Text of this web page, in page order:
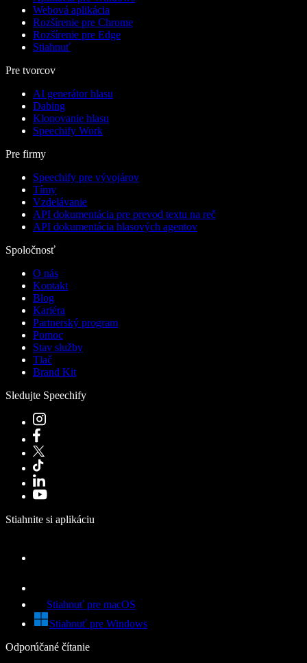
Webová aplikácia
Rozšírenie pre Chrome
Rozšírenie pre Edge
Stiahnuť
Pre tvorcov
AI generátor hlasu
Dabing
Klonovanie hlasu
Speechify Work
Pre firmy
Speechify pre vývojárov
Tímy
Vzdelávanie
API dokumentácia pre prevod textu na reč
API dokumentácia hlasových agentov
Spoločnosť
O nás
Kontakt
Blog
Kariéra
Partnerský program
Pomoc
Stav služby
Tlač
Brand Kit
Sledujte Speechify
Stiahnite si aplikáciu
Stiahnuť pre macOS
Stiahnuť pre Windows
Odporúčané čítanie